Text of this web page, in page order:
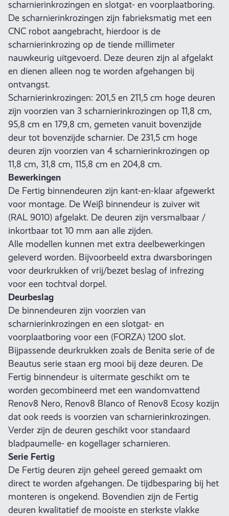
scharnierinkrozingen en slotgat- en voorplaatboring.
De scharnierinkrozingen zijn fabrieksmatig met een
CNC robot aangebracht, hierdoor is de
scharnierinkrozing op de tiende millimeter
nauwkeurig uitgevoerd. Deze deuren zijn al afgelakt
en dienen alleen nog te worden afgehangen bij
ontvangst.
Scharnierinkrozingen: 201,5 en 211,5 cm hoge deuren
zijn voorzien van 3 scharnierinkrozingen op 11,8 cm,
95,8 cm en 179,8 cm, gemeten vanuit bovenzijde
deur tot bovenzijde scharnier. De 231,5 cm hoge
deuren zijn voorzien van 4 scharnierinkrozingen op
11,8 cm, 31,8 cm, 115,8 cm en 204,8 cm.
Bewerkingen
De Fertig binnendeuren zijn kant-en-klaar afgewerkt
voor montage. De Weiβ binnendeur is zuiver wit
(RAL 9010) afgelakt. De deuren zijn versmalbaar /
inkortbaar tot 10 mm aan alle zijden.
Alle modellen kunnen met extra deelbewerkingen
geleverd worden. Bijvoorbeeld extra dwarsboringen
voor deurkrukken of vrij/bezet beslag of infrezing
voor een tochtval dorpel.
Deurbeslag
De binnendeuren zijn voorzien van
scharnierinkrozingen en een slotgat- en
voorplaatboring voor een (FORZA) 1200 slot.
Bijpassende deurkrukken zoals de Benita serie of de
Beautus serie staan erg mooi bij deze deuren. De
Fertig binnendeur is uitermate geschikt om te
worden gecombineerd met een wandomvattend
Renov8 Nero, Renov8 Blanco of Renov8 Ecosy kozijn
dat ook reeds is voorzien van scharnierinkrozingen.
Verder zijn de deuren geschikt voor standaard
bladpaumelle- en kogellager scharnieren.
Serie Fertig
De Fertig deuren zijn geheel gereed gemaakt om
direct te worden afgehangen. De tijdbesparing bij het
monteren is ongekend. Bovendien zijn de Fertig
deuren kwalitatief de mooiste en sterkste vlakke